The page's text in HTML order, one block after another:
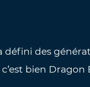
défini des
bien Dragon